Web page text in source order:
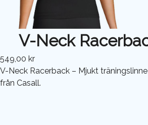
V-Neck
549,00 kr
V-Neck Racerback – Mjukt
från Casall.